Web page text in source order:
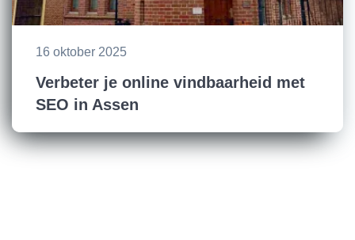
16 oktober 2025
Verbeter je online vindbaarheid met
SEO in Assen